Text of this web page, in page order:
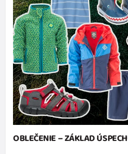
OBLEČENIE – ZÁKLAD